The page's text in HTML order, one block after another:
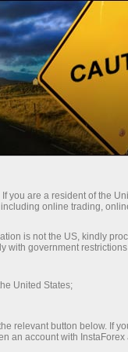
you are a resident of the
online trading,
is not the US, kindly
with government
United States;
relevant button below. If
an account with InstaForex